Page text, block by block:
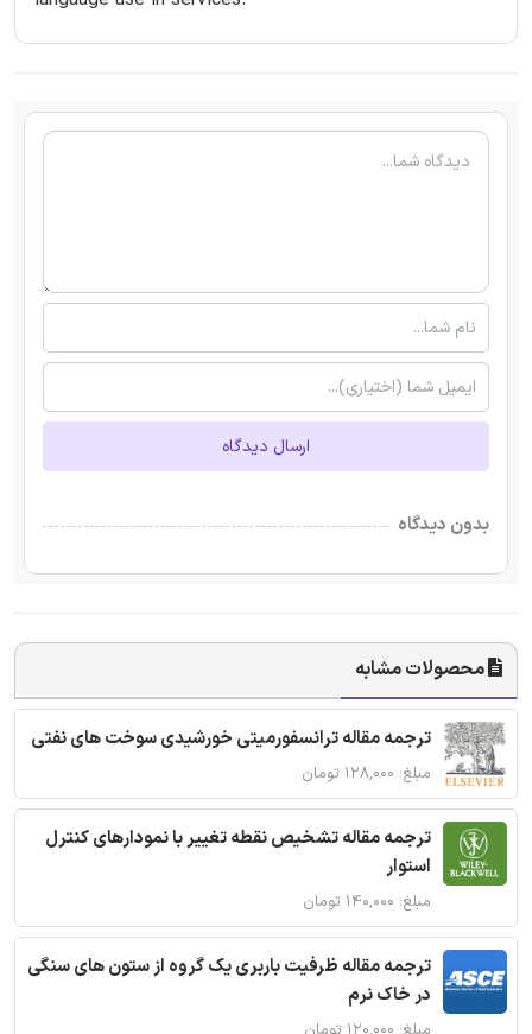
ارسال دیدگاه
بدون دیدگاه
محصولات مشابه
ترجمه مقاله ترانسفورمیتی خورشیدی سوخت های نفتی
مبلغ: ۱۲۸,۰۰۰ تومان
ترجمه مقاله تشخیص نقطه تغییر با نمودارهای کنترل
استوار
مبلغ: ۱۴۰,۰۰۰ تومان
ترجمه مقاله ظرفیت باربری یک گروه از ستون های سنگی
در خاک نرم